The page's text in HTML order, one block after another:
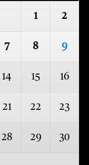
1 2
7 8 9
14 15 16
21 22 23
28 29 30